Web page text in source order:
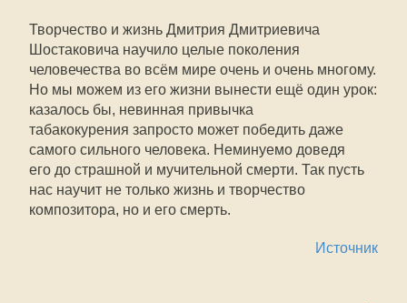
Творчество и жизнь Дмитрия Дмитриевича
Шостаковича научило целые поколения
человечества во всём мире очень и очень многому.
Но мы можем из его жизни вынести ещё один урок:
казалось бы, невинная привычка
табакокурения запросто может победить даже
самого сильного человека. Неминуемо доведя
его до страшной и мучительной смерти. Так пусть
нас научит не только жизнь и творчество
композитора, но и его смерть.
Источник